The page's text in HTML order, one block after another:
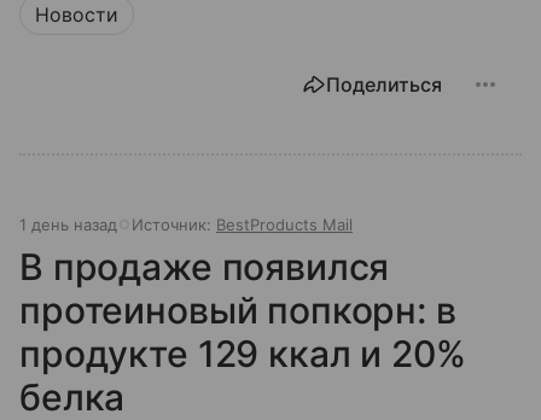
Новости
Поделиться
1 день назад Источник: BestProducts Mail
В продаже появился
протеиновый попкорн: в
продукте 129 ккал и 20%
белка